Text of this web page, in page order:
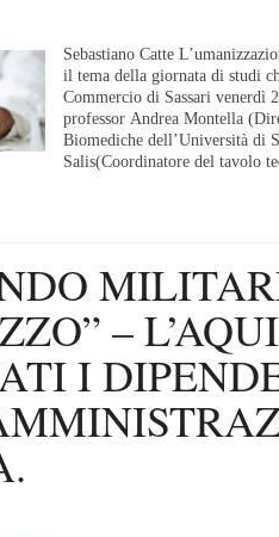
Sebastiano Catte
il tema della giornata di studi
Commercio di Sassari venerdì
professor Andrea Montella
Biomediche dell’Università di
Salis(Coordinatore del tavolo
–
I